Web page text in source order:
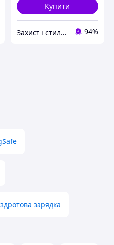
Купити
Захист і стиль — в одному магазині 94%
зарядка